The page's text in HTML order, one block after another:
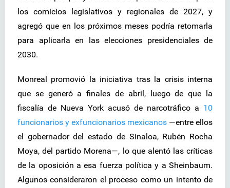
los comicios legislativos y regionales de 2027, y
agregó que en los próximos meses podría retomarla
para aplicarla en las elecciones presidenciales de
2030.
Monreal promovió la iniciativa tras la crisis interna
que se generó a finales de abril, luego de que la
fiscalía de Nueva York acusó de narcotráfico a 10
funcionarios y exfuncionarios mexicanos —entre ellos
el gobernador del estado de Sinaloa, Rubén Rocha
Moya, del partido Morena—, lo que alentó las críticas
de la oposición a esa fuerza política y a Sheinbaum.
Algunos consideraron el proceso como un intento de